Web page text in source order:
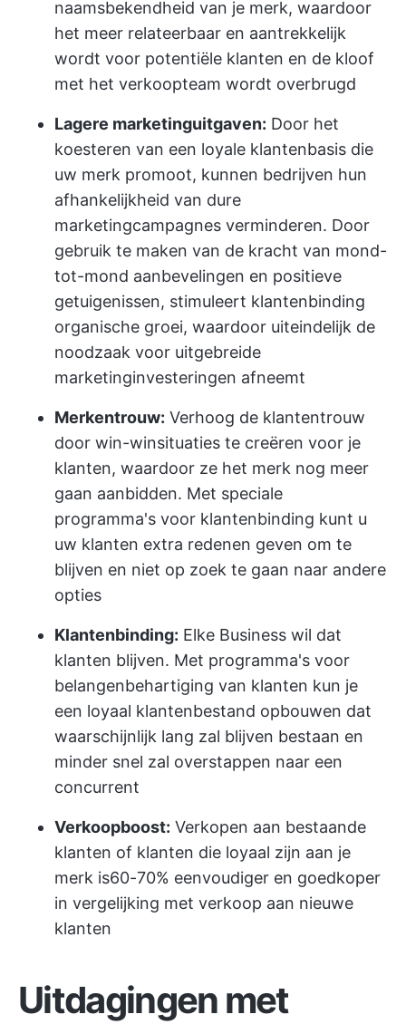
naamsbekendheid van je merk, waardoor
het meer relateerbaar en aantrekkelijk
wordt voor potentiële klanten en de kloof
met het verkoopteam wordt overbrugd
Lagere marketinguitgaven: Door het
koesteren van een loyale klantenbasis die
uw merk promoot, kunnen bedrijven hun
afhankelijkheid van dure
marketingcampagnes verminderen. Door
gebruik te maken van de kracht van mond-
tot-mond aanbevelingen en positieve
getuigenissen, stimuleert klantenbinding
organische groei, waardoor uiteindelijk de
noodzaak voor uitgebreide
marketinginvesteringen afneemt
Merkentrouw: Verhoog de klantentrouw
door win-winsituaties te creëren voor je
klanten, waardoor ze het merk nog meer
gaan aanbidden. Met speciale
programma's voor klantenbinding kunt u
uw klanten extra redenen geven om te
blijven en niet op zoek te gaan naar andere
opties
Klantenbinding: Elke Business wil dat
klanten blijven. Met programma's voor
belangenbehartiging van klanten kun je
een loyaal klantenbestand opbouwen dat
waarschijnlijk lang zal blijven bestaan en
minder snel zal overstappen naar een
concurrent
Verkoopboost: Verkopen aan bestaande
klanten of klanten die loyaal zijn aan je
merk is60-70% eenvoudiger en goedkoper
in vergelijking met verkoop aan nieuwe
klanten
Uitdagingen met